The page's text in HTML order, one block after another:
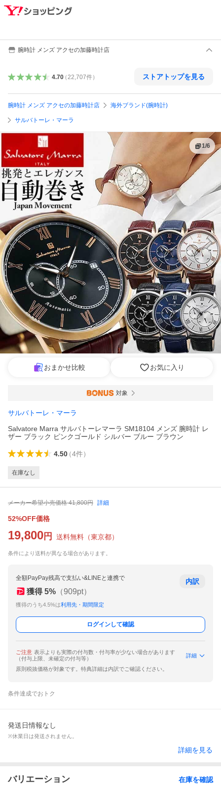
腕時計 メンズ アクセの加藤時計店
4.70（ 22,707件） ストアトップを見る
腕時計 メンズ アクセの加藤時計店 海外ブランド(腕時計)
サルバトーレ・マーラ
1/6
おまかせ比較 お気に入り
対象
サルバトーレ・マーラ
Salvatore Marra サルバトーレマーラ SM18104 メンズ 腕時計 レ
ザー ブラック ピンクゴールド シルバー ブルー ブラウン
4.50（4件）
在庫なし
メーカー希望小売価格 41,800円 詳細
52%OFF価格
19,800 円 送料無料 （東京都）
条件により送料が異なる場合があります。
全額PayPay残高で支払い&LINEと連携で
獲得 5% （909pt）
獲得のうち4.5%は利用先・期間限定
内訳
ログインして確認
ご注意 表示よりも実際の付与数・付与率が少ない場合があります
（付与上限、未確定の付与等）
詳細
原則税抜価格が対象です。特典詳細は内訳でご確認ください。
条件達成でおトク
発送日情報なし
※休業日は発送されません。
詳細を見る
バリエーション 在庫を確認